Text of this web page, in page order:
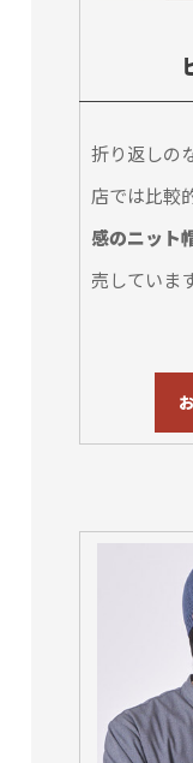
折り返しの
店では比較
感のニット
売していま